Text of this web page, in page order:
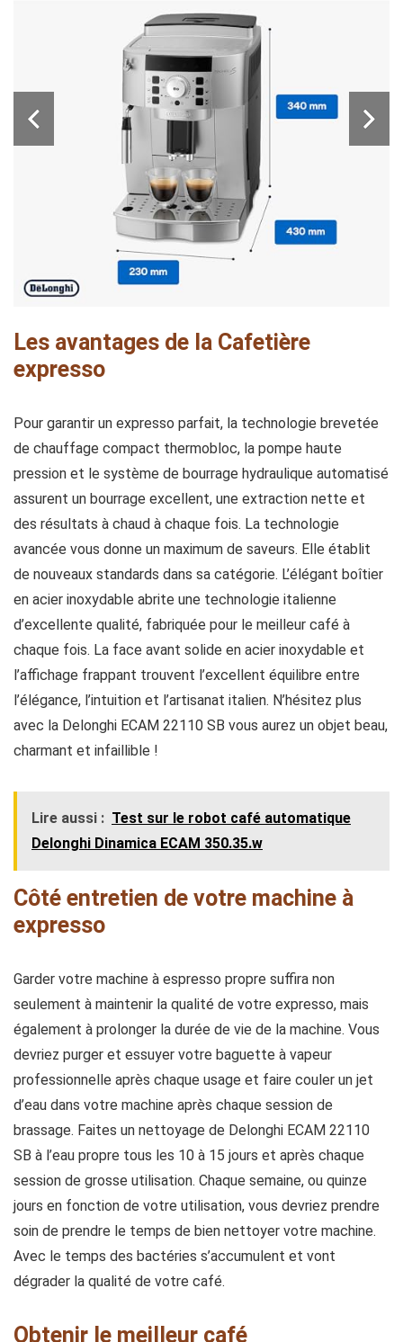
Les avantages de la Cafetière
expresso
Pour garantir un expresso parfait, la technologie brevetée
de chauffage compact thermobloc, la pompe haute
pression et le système de bourrage hydraulique automatisé
assurent un bourrage excellent, une extraction nette et
des résultats à chaud à chaque fois. La technologie
avancée vous donne un maximum de saveurs. Elle établit
de nouveaux standards dans sa catégorie. L’élégant boîtier
en acier inoxydable abrite une technologie italienne
d’excellente qualité, fabriquée pour le meilleur café à
chaque fois. La face avant solide en acier inoxydable et
l’affichage frappant trouvent l’excellent équilibre entre
l’élégance, l’intuition et l’artisanat italien. N’hésitez plus
avec la Delonghi ECAM 22110 SB vous aurez un objet beau,
charmant et infaillible !
Lire aussi : Test sur le robot café automatique
Delonghi Dinamica ECAM 350.35.w
Côté entretien de votre machine à
expresso
Garder votre machine à espresso propre suffira non
seulement à maintenir la qualité de votre expresso, mais
également à prolonger la durée de vie de la machine. Vous
devriez purger et essuyer votre baguette à vapeur
professionnelle après chaque usage et faire couler un jet
d’eau dans votre machine après chaque session de
brassage. Faites un nettoyage de Delonghi ECAM 22110
SB à l’eau propre tous les 10 à 15 jours et après chaque
session de grosse utilisation. Chaque semaine, ou quinze
jours en fonction de votre utilisation, vous devriez prendre
soin de prendre le temps de bien nettoyer votre machine.
Avec le temps des bactéries s’accumulent et vont
dégrader la qualité de votre café.
Obtenir le meilleur café